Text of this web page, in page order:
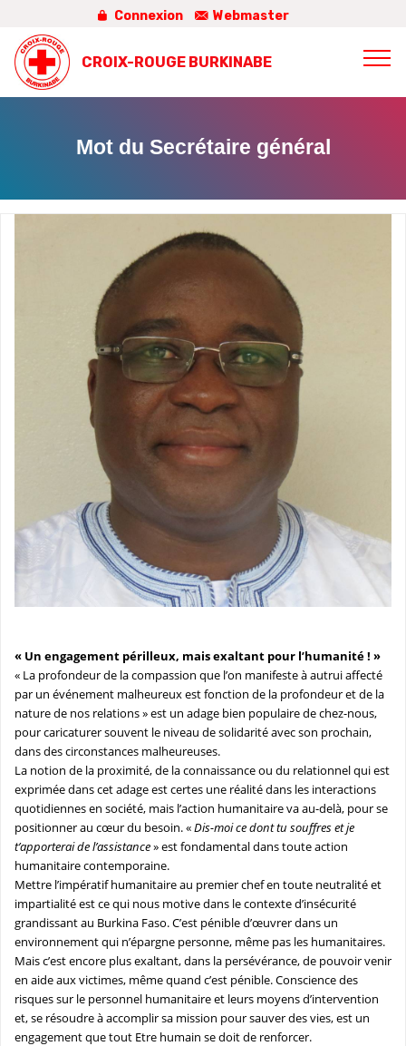
Connexion Webmaster
CROIX-ROUGE BURKINABE
Mot du Secrétaire général
« Un engagement périlleux, mais exaltant pour l’humanité ! »
« La profondeur de la compassion que l’on manifeste à autrui affecté
par un événement malheureux est fonction de la profondeur et de la
nature de nos relations » est un adage bien populaire de chez-nous,
pour caricaturer souvent le niveau de solidarité avec son prochain,
dans des circonstances malheureuses.
La notion de la proximité, de la connaissance ou du relationnel qui est
exprimée dans cet adage est certes une réalité dans les interactions
quotidiennes en société, mais l’action humanitaire va au-delà, pour se
positionner au cœur du besoin. «Dis-moi ce dont tu souffres et je
t’apporterai de l’assistance» est fondamental dans toute action
humanitaire contemporaine.
Mettre l’impératif humanitaire au premier chef en toute neutralité et
impartialité est ce qui nous motive dans le contexte d’insécurité
grandissant au Burkina Faso. C’est pénible d’œuvrer dans un
environnement qui n’épargne personne, même pas les humanitaires.
Mais c’est encore plus exaltant, dans la persévérance, de pouvoir venir
en aide aux victimes, même quand c’est pénible. Conscience des
risques sur le personnel humanitaire et leurs moyens d’intervention
et, se résoudre à accomplir sa mission pour sauver des vies, est un
engagement que tout Etre humain se doit de renforcer.